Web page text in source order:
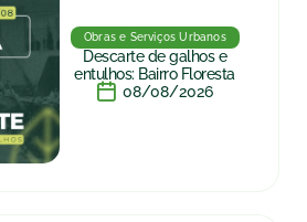
Obras e Serviços Urbanos
Descarte de galhos e
entulhos: Bairro Floresta
08/08/2026